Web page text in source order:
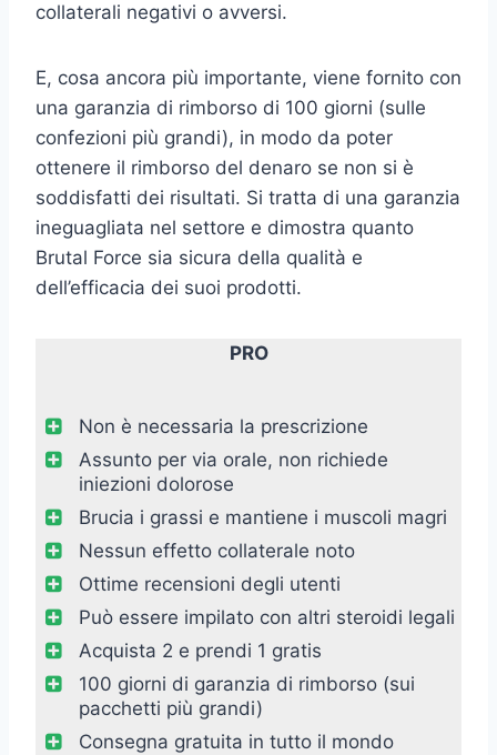
collaterali negativi o avversi.
E, cosa ancora più importante, viene fornito con
una garanzia di rimborso di 100 giorni (sulle
confezioni più grandi), in modo da poter
ottenere il rimborso del denaro se non si è
soddisfatti dei risultati. Si tratta di una garanzia
ineguagliata nel settore e dimostra quanto
Brutal Force sia sicura della qualità e
dell’efficacia dei suoi prodotti.
PRO
Non è necessaria la prescrizione
Assunto per via orale, non richiede
iniezioni dolorose
Brucia i grassi e mantiene i muscoli magri
Nessun effetto collaterale noto
Ottime recensioni degli utenti
Può essere impilato con altri steroidi legali
Acquista 2 e prendi 1 gratis
100 giorni di garanzia di rimborso (sui
pacchetti più grandi)
Consegna gratuita in tutto il mondo